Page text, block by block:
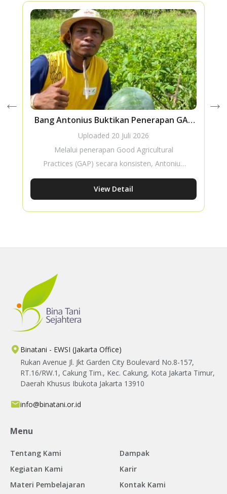
Bang Antonius Buktikan Penerapan GAP
Tingkatkan Hasil Budidaya Semangka
Uploaded 20 Juli 2026
Melalui penerapan Good Agricultural
Practices (GAP) secara konsisten, Antonius
Renyaan berhasil memperoleh hasil panen
Semangka Amara F1 yang optimal. Kisahnya
kesejahteraan keluarga petani.
View Detail
Binatani - EWSI (Jakarta Office)
Rukan Avenue Jl. Jkt Garden City Boulevard No.8-157,
RT.16/RW.1, Cakung Tim., Kec. Cakung, Kota Jakarta Timur,
Daerah Khusus Ibukota Jakarta 13910
info@binatani.or.id
Menu
Tentang Kami
Dampak
Kegiatan Kami
Karir
Materi Pembelajaran
Kontak Kami